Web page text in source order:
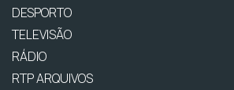
DESPORTO
TELEVISÃO
RÁDIO
RTP ARQUIVOS